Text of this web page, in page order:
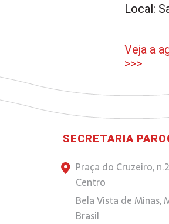
Local:
Veja a
>>>
SECRETARIA
Praça do Cruzeiro,
Centro
Bela Vista de Minas,
Brasil